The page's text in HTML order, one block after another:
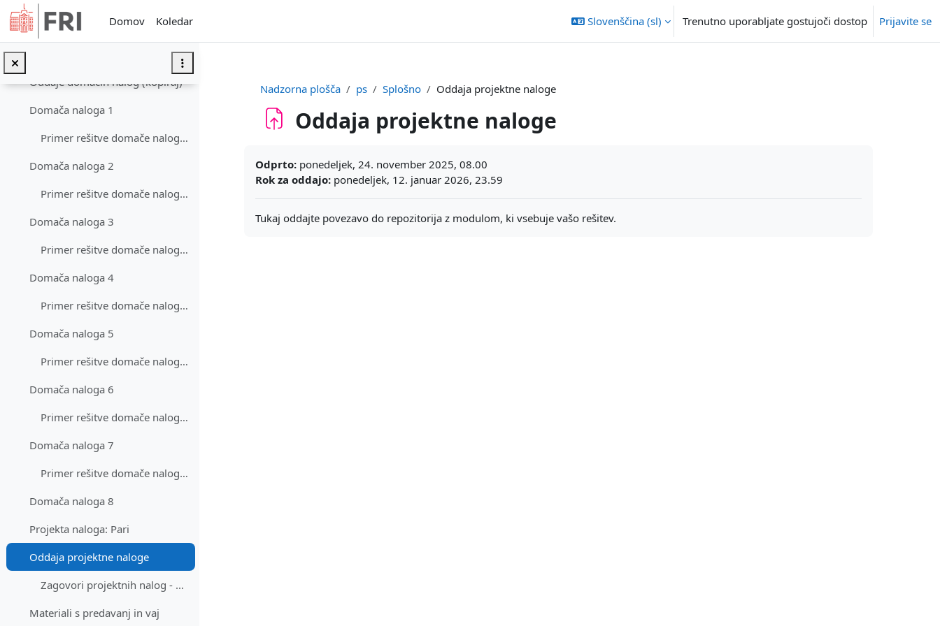
Preskoči na glavno vsebino
Domov
Koledar Slovenščina ‎(sl)‎ Trenutno uporabljate gostujoči dostop Prijavite se
Kako pisati kodo v go
Oddaje domačih nalog (kopiraj)
Domača naloga 1
Primer rešitve domače naloge 1
Domača naloga 2
Primer rešitve domače naloge 2
Domača naloga 3
Primer rešitve domače naloge 3
Domača naloga 4
Primer rešitve domače naloge 4
Domača naloga 5
Primer rešitve domače naloge 5
Domača naloga 6
Primer rešitve domače naloge 6
Domača naloga 7
Primer rešitve domače naloge 7
Domača naloga 8
Projekta naloga: Pari
Oddaja projektne naloge
Zagovori projektnih nalog - prijava
Materiali s predavanj in vaj
Nadzorna plošča ps Splošno Oddaja projektne naloge
Oddaja projektne naloge
Odprto:ponedeljek, 24. november 2025, 08.00
Rok za oddajo:ponedeljek, 12. januar 2026, 23.59
Tukaj oddajte povezavo do repozitorija z modulom, ki vsebuje vašo rešitev.